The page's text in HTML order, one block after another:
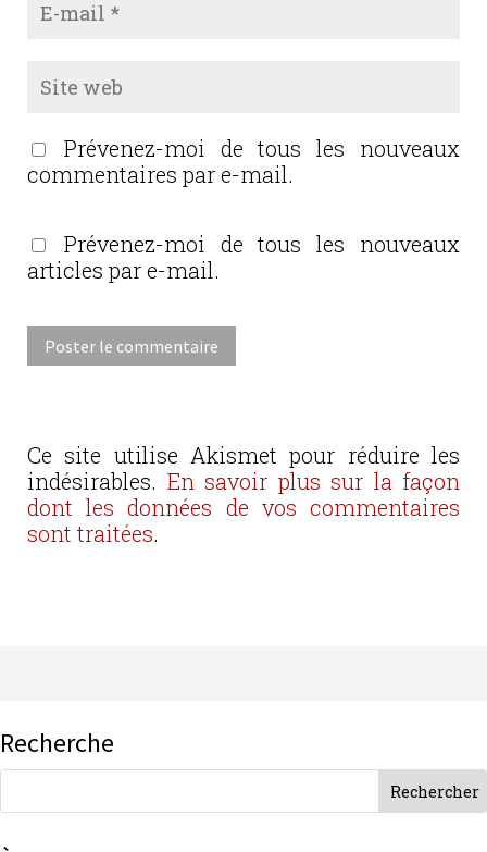
Prévenez-moi de tous les nouveaux
commentaires par e-mail.
Prévenez-moi de tous les nouveaux
articles par e-mail.
Ce site utilise Akismet pour réduire les
indésirables. En savoir plus sur la façon
dont les données de vos commentaires
sont traitées.
Recherche